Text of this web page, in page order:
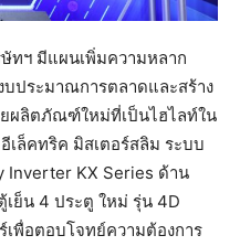
ทฯ มีแผนเพิ่มความหลาก
ประมาณการตลาดและสร้าง
ผลิตภัณฑ์ใหม่ที่เป็นไฮไลท์ใน
ล็คทริค มิสเตอร์สลิม ระบบ
Inverter KX Series ด้าน
ย็น 4 ประตู ใหม่ รุ่น 4D
เพื่อตอบโจทย์ความต้องการ